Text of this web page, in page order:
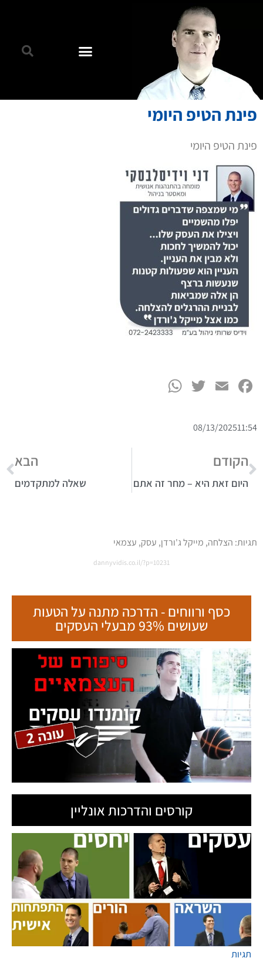
פינת הטיפ היומי
פינת הטיפ היומי
Facebook
Email
Twitter
11:54
08/13/2025
הקודם
היום זאת היא – מחר זה אתם
הבא
שאלה למתקדמים
תגיות: הצלחה מייקל ג'ורדן עסק עצמאי
כסף ורווחים - הדרכה מתנה על הטעות
שעושים 93% מבעלי העסקים
קורסים והדרכות אונליין
תגיות